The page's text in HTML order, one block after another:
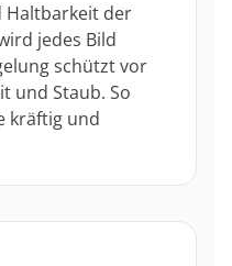
Haltbarkeit der
jedes Bild
schützt vor
und Staub. So
kräftig und